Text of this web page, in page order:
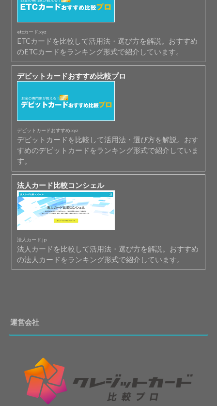
etcカード.xyz
ETCカードを比較して活用法・選び方を解説。おすすめ
のETCカードをランキング形式で紹介しています。
デビットカードおすすめ比較プロ
デビットカードおすすめ.xyz
デビットカードを比較して活用法・選び方を解説。おす
すめのデビットカードをランキング形式で紹介していま
す。
法人カード比較コンシェル
法人カード.jp
法人カードを比較して活用法・選び方を解説。おすすめ
の法人カードをランキング形式で紹介しています。
運営会社